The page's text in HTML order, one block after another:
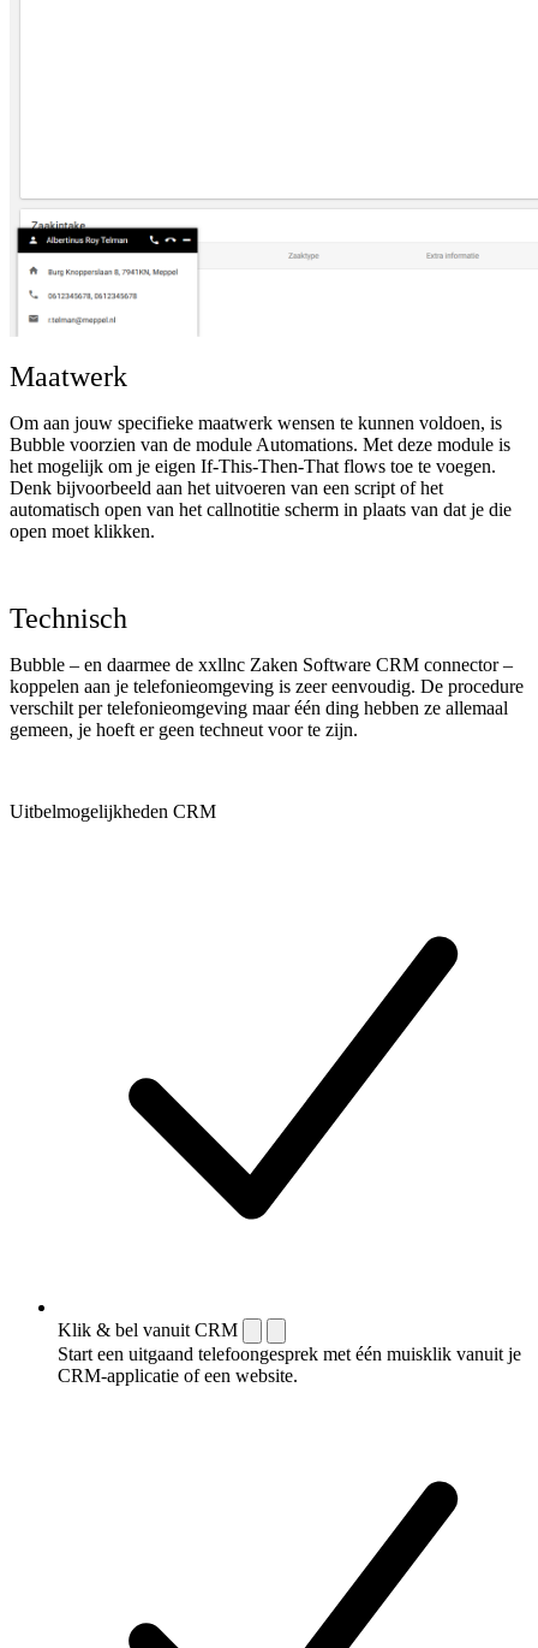
Maatwerk
Om aan jouw specifieke maatwerk wensen te kunnen voldoen, is
Bubble voorzien van de module Automations. Met deze module is
het mogelijk om je eigen If-This-Then-That flows toe te voegen.
Denk bijvoorbeeld aan het uitvoeren van een script of het
automatisch open van het callnotitie scherm in plaats van dat je die
open moet klikken.
Technisch
Bubble – en daarmee de xxllnc Zaken Software CRM connector –
koppelen aan je telefonieomgeving is zeer eenvoudig. De procedure
verschilt per telefonieomgeving maar één ding hebben ze allemaal
gemeen, je hoeft er geen techneut voor te zijn.
Uitbelmogelijkheden CRM
Klik & bel vanuit CRM
Start een uitgaand telefoongesprek met één muisklik vanuit je
CRM-applicatie of een website.